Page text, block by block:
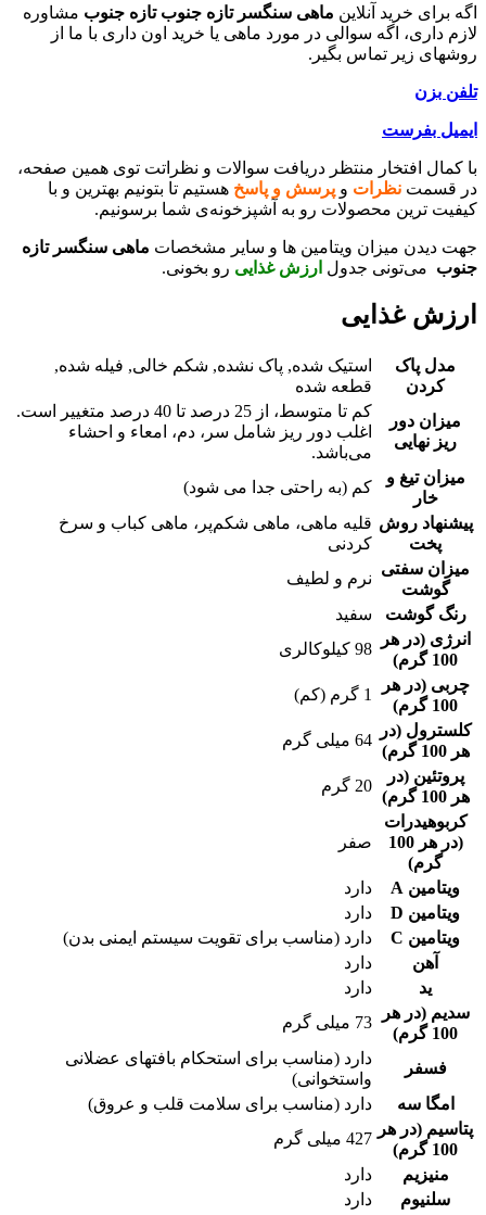
اگه برای خرید آنلاین ماهی سنگسر تازه جنوب تازه جنوب مشاوره
لازم داری، اگه سوالی در مورد ماهی یا خرید اون داری با ما از
روشهای زیر تماس بگیر.
تلفن بزن
ایمیل بفرست
با کمال افتخار منتظر دریافت سوالات و نظراتت توی همین صفحه،
در قسمت نظرات و پرسش و پاسخ هستیم تا بتونیم بهترین و با
کیفیت ترین محصولات رو به آشپزخونه‌ی شما برسونیم.
جهت دیدن میزان ویتامین ها و سایر مشخصات ماهی سنگسر تازه
جنوب می‌تونی جدول ارزش غذایی رو بخونی.
ارزش غذایی
مدل پاک
کردن
استیک شده, پاک نشده, شکم خالی, فیله شده,
قطعه شده
میزان دور
ریز نهایی
کم تا متوسط، از 25 درصد تا 40 درصد متغییر است.
اغلب دور ریز شامل سر، دم، امعاء و احشاء
می‌باشد.
میزان تیغ و
خار
کم (به راحتی جدا می شود)
پیشنهاد روش
پخت
قلیه ماهی، ماهی شکم‌‌پر، ماهی کباب و سرخ
کردنی
میزان سفتی
گوشت
نرم و لطیف
رنگ گوشت
سفید
انرژی (در هر
100 گرم)
98 کیلوکالری
چربی (در هر
100 گرم)
1 گرم (کم)
کلسترول (در
هر 100 گرم)
64 میلی گرم
پروتئین (در
هر 100 گرم)
20 گرم
کربوهیدرات
(در هر 100
گرم)
صفر
ویتامین A
دارد
ویتامین D
دارد
ویتامین C
دارد (مناسب برای تقویت سیستم ایمنی بدن)
آهن
دارد
ید
دارد
سدیم (در هر
100 گرم)
73 میلی گرم
فسفر
دارد (مناسب برای استحکام بافتهای عضلانی
واستخوانی)
امگا سه
دارد (مناسب برای سلامت قلب و عروق)
پتاسیم (در هر
100 گرم)
427 میلی گرم
منیزیم
دارد
سلنیوم
دارد